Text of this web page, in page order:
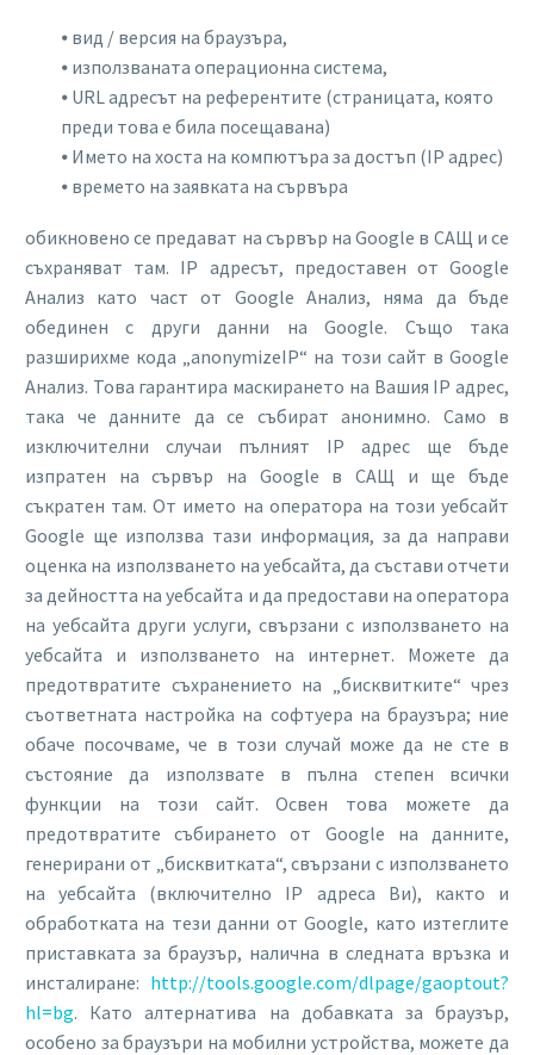
⦁ вид / версия на браузъра,
⦁ използваната операционна система,
⦁ URL адресът на референтите (страницата, която
преди това е била посещавана)
⦁ Името на хоста на компютъра за достъп (IP адрес)
⦁ времето на заявката на сървъра
обикновено се предават на сървър на Google в САЩ и се
съхраняват там. IP адресът, предоставен от Google
Анализ като част от Google Анализ, няма да бъде
обединен с други данни на Google. Също така
разширихме кода „anonymizeIP“ на този сайт в Google
Анализ. Това гарантира маскирането на Вашия IP адрес,
така че данните да се събират анонимно. Само в
изключителни случаи пълният IP адрес ще бъде
изпратен на сървър на Google в САЩ и ще бъде
съкратен там. От името на оператора на този уебсайт
Google ще използва тази информация, за да направи
оценка на използването на уебсайта, да състави отчети
за дейността на уебсайта и да предостави на оператора
на уебсайтa други услуги, свързани с използването на
уебсайта и използването на интернет. Можете да
предотвратите съхранението на „бисквитките“ чрез
съответната настройка на софтуера на браузъра; ние
обаче посочваме, че в този случай може да не сте в
състояние да използвате в пълна степен всички
функции на този сайт. Освен това можете да
предотвратите събирането от Google на данните,
генерирани от „бисквитката“, свързани с използването
на уебсайта (включително IP адреса Ви), както и
обработката на тези данни от Google, като изтеглите
приставката за браузър, налична в следната връзка и
инсталиране: http://tools.google.com/dlpage/gaoptout?
hl=bg. Като алтернатива на добавката за браузър,
особено за браузъри на мобилни устройства, можете да